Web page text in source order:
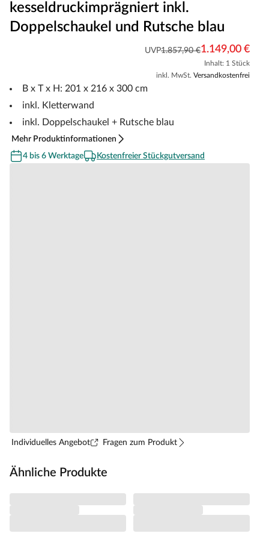
kesseldruckimprägniert inkl.
Doppelschaukel und Rutsche blau
UVP1.857,90 €1.149,00 €
Inhalt: 1 Stück
inkl. MwSt. Versandkostenfrei
B x T x H: 201 x 216 x 300 cm
inkl. Kletterwand
inkl. Doppelschaukel + Rutsche blau
Mehr Produktinformationen
4 bis 6 Werktage
Kostenfreier Stückgutversand
Individuelles Angebot Fragen zum Produkt
Ähnliche Produkte